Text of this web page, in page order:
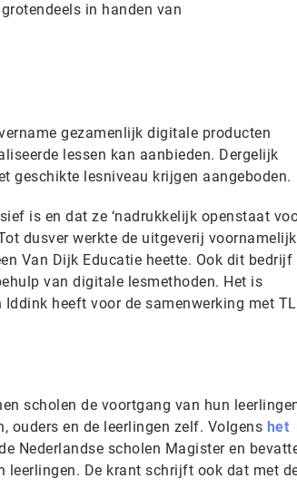
in handen van
gezamenlijk digitale producten
lessen kan aanbieden. Dergelijk
geschikte lesniveau krijgen aangeboden.
is en dat ze ‘nadrukkelijk openstaat
dusver werkte de uitgeverij voornamelijk
Van Dijk Educatie heette. Ook dit bedrijf
van digitale lesmethoden. Het is
heeft voor de samenwerking met
scholen de voortgang van hun
ouders en de leerlingen zelf. Volgens het
Nederlandse scholen Magister en
leerlingen. De krant schrijft ook dat met